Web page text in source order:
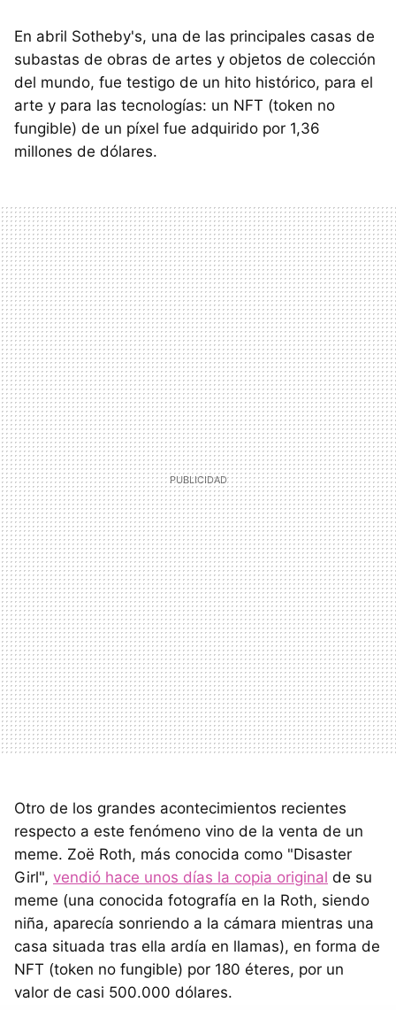
En abril Sotheby's, una de las principales casas de
subastas de obras de artes y objetos de colección
del mundo, fue testigo de un hito histórico, para el
arte y para las tecnologías: un NFT (token no
fungible) de un píxel fue adquirido por 1,36
millones de dólares.
Otro de los grandes acontecimientos recientes
respecto a este fenómeno vino de la venta de un
meme. Zoë Roth, más conocida como "Disaster
Girl", vendió hace unos días la copia original de su
meme (una conocida fotografía en la Roth, siendo
niña, aparecía sonriendo a la cámara mientras una
casa situada tras ella ardía en llamas), en forma de
NFT (token no fungible) por 180 éteres, por un
valor de casi 500.000 dólares.